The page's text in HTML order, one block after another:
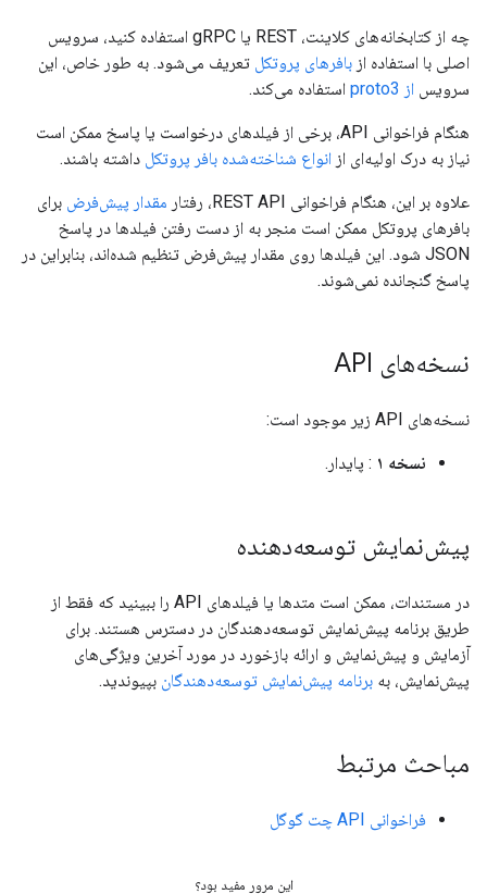
چه از کتابخانه‌های کلاینت، REST یا gRPC استفاده کنید، سرویس
اصلی با استفاده از بافرهای پروتکل تعریف می‌شود. به طور خاص، این
سرویس از proto3 استفاده می‌کند.
هنگام فراخوانی API، برخی از فیلدهای درخواست یا پاسخ ممکن است
نیاز به درک اولیه‌ای از انواع شناخته‌شده بافر پروتکل داشته باشند.
علاوه بر این، هنگام فراخوانی REST API، رفتار مقدار پیش‌فرض برای
بافرهای پروتکل ممکن است منجر به از دست رفتن فیلدها در پاسخ
JSON شود. این فیلدها روی مقدار پیش‌فرض تنظیم شده‌اند، بنابراین در
پاسخ گنجانده نمی‌شوند.
نسخه‌های API
نسخه‌های API زیر موجود است:
نسخه ۱ : پایدار.
پیش‌نمایش توسعه‌دهنده
در مستندات، ممکن است متدها یا فیلدهای API را ببینید که فقط از
طریق برنامه پیش‌نمایش توسعه‌دهندگان در دسترس هستند. برای
آزمایش و پیش‌نمایش و ارائه بازخورد در مورد آخرین ویژگی‌های
پیش‌نمایش، به برنامه پیش‌نمایش توسعه‌دهندگان بپیوندید.
مباحث مرتبط
فراخوانی API چت گوگل
این مرور مفید بود؟